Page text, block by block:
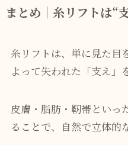
まとめ｜糸リフトは“
糸リフトは、単に見た目
よって失われた「支え」
皮膚・脂肪・靭帯といっ
ることで、自然で立体的